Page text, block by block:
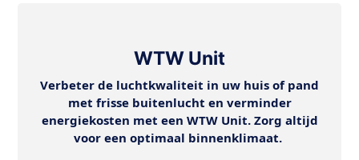
WTW Unit
Verbeter de luchtkwaliteit in uw huis of pand
met frisse buitenlucht en verminder
energiekosten met een WTW Unit. Zorg altijd
voor een optimaal binnenklimaat.